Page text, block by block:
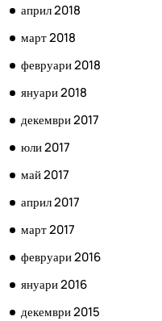
април 2018
март 2018
февруари 2018
януари 2018
декември 2017
юли 2017
май 2017
април 2017
март 2017
февруари 2016
януари 2016
декември 2015